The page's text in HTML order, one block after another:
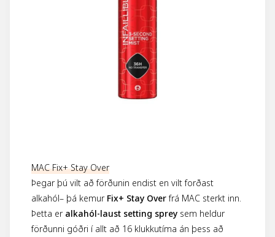
MAC Fix+ Stay Over
Þegar þú vilt að förðunin endisten vilt forðast
alkahól– þá kemur Fix+ Stay Overfrá MAC sterkt inn.
Þetta er alkahól-laust setting spreysem heldur
förðunni góðri í allt að 16 klukkutíma án þess að